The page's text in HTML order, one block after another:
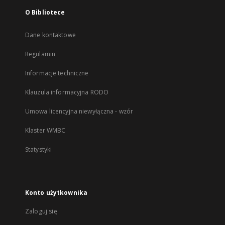
O Bibliotece
Dane kontaktowe
Regulamin
Informacje techniczne
Klauzula informacyjna RODO
Umowa licencyjna niewyłączna - wzór
Klaster WMBC
Statystyki
Konto użytkownika
Zaloguj się